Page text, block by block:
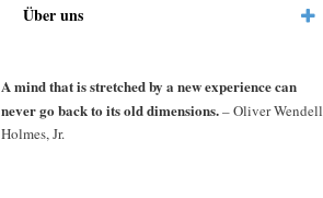
Über uns
A mind that is stretched by a new experience can
never go back to its old dimensions.– Oliver Wendell
Holmes, Jr.